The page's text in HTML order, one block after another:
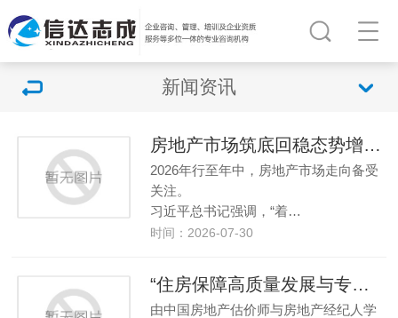
新闻资讯
房地产市场筑底回稳态势增强 ——中国经济年中观察之六
2026年行至年中，房地产市场走向备受
关注。
习近平总书记强调，“着…
时间：2026-07-30
“住房保障高质量发展与专业服务”座谈会在深圳举办
由中国房地产估价师与房地产经纪人学